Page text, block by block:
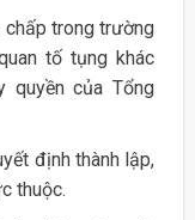
chấp trong trường
tố tụng khác
của Tổng
định thành lập,
thuộc.